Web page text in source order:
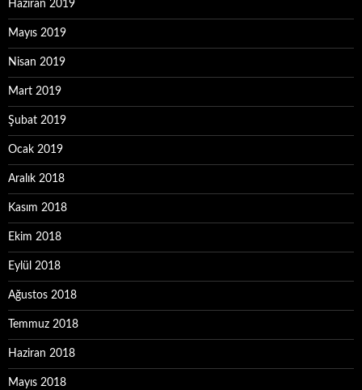
Haziran 2019
Mayıs 2019
Nisan 2019
Mart 2019
Şubat 2019
Ocak 2019
Aralık 2018
Kasım 2018
Ekim 2018
Eylül 2018
Ağustos 2018
Temmuz 2018
Haziran 2018
Mayıs 2018